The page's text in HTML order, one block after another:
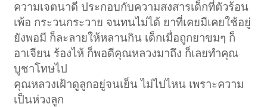
ความเจตนาดี ประกอบกับความสงสารเด็กที่ตัวร้อน
เพ้อ กระวนกระวาย จนทนไม่ได้ ยาที่เคยมีเคยใช้อยู่
ยังพอมี ก็ละลายให้หลานกิน เด็กเมื่อถูกยาขมๆ ก็
อาเจียน ร้องไห้ ก็พอดีคุณหลวงมาถึง ก็เลยทำคุณ
บูชาโทษไป
คุณหลวงเฝ้าดูลูกอยู่จนเย็น ไม่ไปไหน เพราะความ
เป็นห่วงลูก